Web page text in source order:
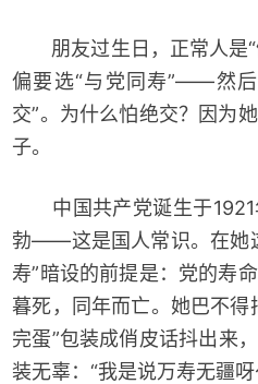
朋友过生日，正常人是“
偏要选“与党同寿”——然
交”。为什么怕绝交？因为
子。
中国共产党诞生于1921
勃——这是国人常识。在她
寿”暗设的前提是：党的寿
暮死，同年而亡。她巴不得
完蛋”包装成俏皮话抖出来
装无辜：“我是说万寿无疆呀